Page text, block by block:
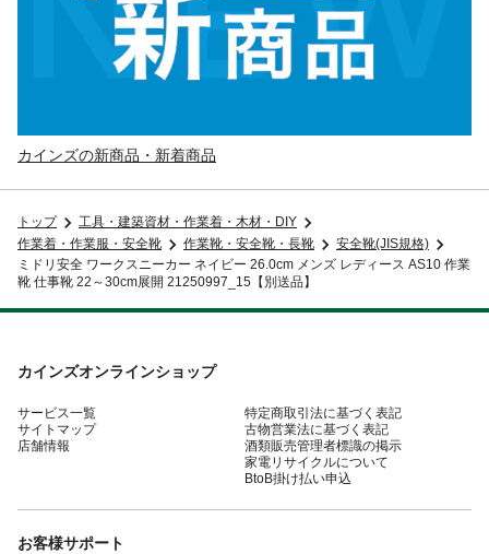
カインズの新商品・新着商品
トップ
工具・建築資材・作業着・木材・DIY
作業着・作業服・安全靴
作業靴・安全靴・長靴
安全靴(JIS規格)
ミドリ安全 ワークスニーカー ネイビー 26.0cm メンズ レディース AS10 作業
靴 仕事靴 22～30cm展開 21250997_15【別送品】
カインズオンラインショップ
サービス一覧
サイトマップ
店舗情報
特定商取引法に基づく表記
古物営業法に基づく表記
酒類販売管理者標識の掲示
家電リサイクルについて
BtoB掛け払い申込
お客様サポート